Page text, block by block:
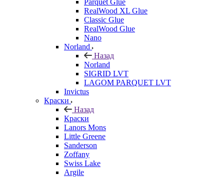
Parquet Glue
RealWood XL Glue
Classic Glue
RealWood Glue
Nano
Norland
Назад
Norland
SIGRID LVT
LAGOM PARQUET LVT
Invictus
Краски
Назад
Краски
Lanors Mons
Little Greene
Sanderson
Zoffany
Swiss Lake
Argile